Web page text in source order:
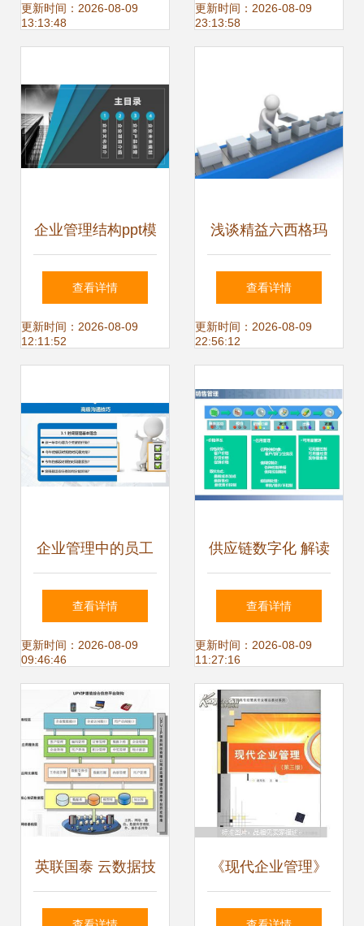
理服务的视角
更新时间：2026-08-09
13:13:48
要素与实践指南
更新时间：2026-08-09
23:13:58
企业管理结构ppt模
板
查看详情
更新时间：2026-08-09
12:11:52
浅谈精益六西格玛
管理模式持续推进
企业管理创新——
视角
查看详情
更新时间：2026-08-09
22:56:12
企业管理中的员工
培训 驱动工作效率
与核心能力双重提
升
查看详情
更新时间：2026-08-09
09:46:46
供应链数字化 解读
智慧工厂智能制造
如何重塑企业管理
查看详情
更新时间：2026-08-09
11:27:16
英联国泰 云数据技
术驱动下的企业管
《现代企业管理》
第3版 高职高专经